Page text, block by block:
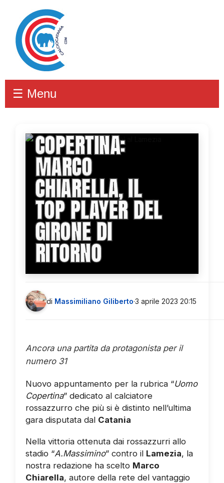
☰ Menu
COPERTINA:
MARCO
CHIARELLA, IL
TOP PLAYER DEL
GIRONE DI
RITORNO
di Massimiliano Giliberto·3 aprile 2023 20:15
Ancora una partita da protagonista per il
numero 31
Nuovo appuntamento per la rubrica “Uomo
Copertina” dedicato al calciatore
rossazzurro che più si è distinto nell’ultima
gara disputata dal Catania
Nella vittoria ottenuta dai rossazzurri allo
stadio “A.Massimino” contro il Lamezia, la
nostra redazione ha scelto Marco
Chiarella, autore della rete del vantaggio